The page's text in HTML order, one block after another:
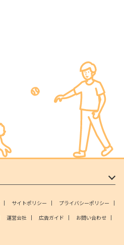
サイトポリシー
プライバシーポリシー
運営会社 広告ガイド
お問い合わせ